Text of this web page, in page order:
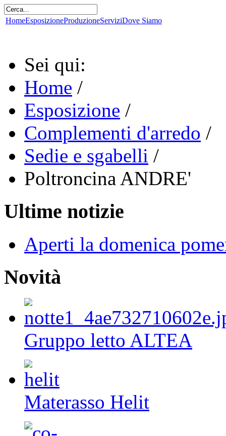
HomeEsposizioneProduzioneServiziDove Siamo
Sei qui:
Home /
Esposizione /
Complementi d'arredo /
Sedie e sgabelli /
Poltroncina ANDRE'
Ultime notizie
Aperti la domenica
Novità
Gruppo letto ALTEA
Materasso Helit